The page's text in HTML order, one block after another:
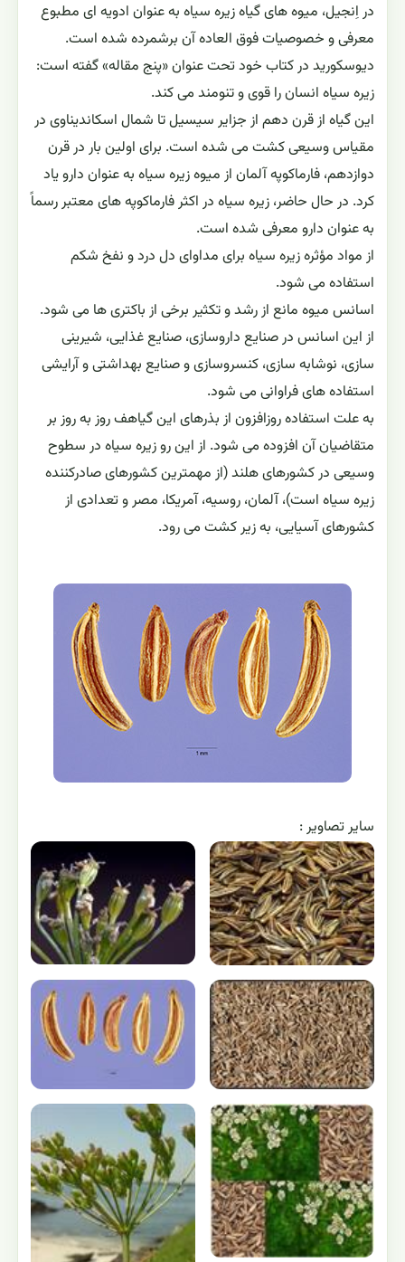
در اِنجیل، میوه های گیاه زیره سیاه به عنوان ادویه ای مطبوع
معرفی و خصوصیات فوق العاده آن برشمرده شده است.
دیوسکورید در کتاب خود تحت عنوان «پنج مقاله» گفته است:
زیره سیاه انسان را قوی و تنومند می کند.
این گیاه از قرن دهم از جزایر سیسیل تا شمال اسکاندیناوی در
مقیاس وسیعی کشت می شده است. برای اولین بار در قرن
دوازدهم، فارماکوپه آلمان از میوه زیره سیاه به عنوان دارو یاد
کرد. در حال حاضر، زیره سیاه در اکثر فارماکوپه های معتبر رسماً
به عنوان دارو معرفی شده است.
از مواد مؤثره زیره سیاه برای مداوای دل درد و نفخ شکم
استفاده می شود.
اسانس میوه مانع از رشد و تکثیر برخی از باکتری ها می شود.
از این اسانس در صنایع داروسازی، صنایع غذایی، شیرینی
سازی، نوشابه سازی، کنسروسازی و صنایع بهداشتی و آرایشی
استفاده های فراوانی می شود.
به علت استفاده روزافزون از بذرهای این گیاهف روز به روز بر
متقاضیان آن افزوده می شود. از این رو زیره سیاه در سطوح
وسیعی در کشورهای هلند (از مهمترین کشورهای صادرکننده
زیره سیاه است)، آلمان، روسیه، آمریکا، مصر و تعدادی از
کشورهای آسیایی، به زیر کشت می رود.
ساير تصاوير :